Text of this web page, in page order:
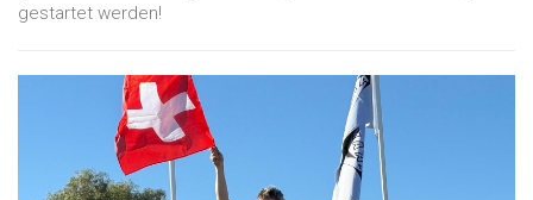
gestartet werden!